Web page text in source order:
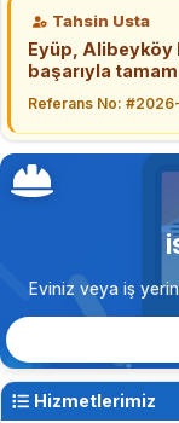
Tahsin Usta
Eyüp, Alibeyköy
başarıyla
Referans No:
Eviniz veya iş
Hizmetlerimiz